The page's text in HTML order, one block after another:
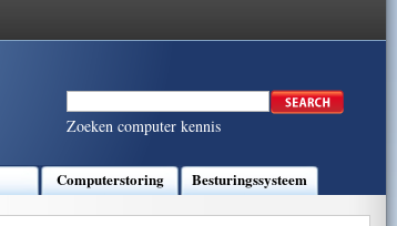
Zoeken computer kennis
Computerstoring Besturingssysteem